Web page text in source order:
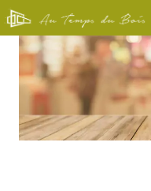
Aller
au
contenu